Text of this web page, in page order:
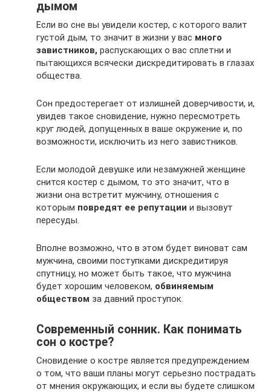
дымом
Если во сне вы увидели костер, с которого валит
густой дым, то значит в жизни у вас много
завистников, распускающих о вас сплетни и
пытающихся всячески дискредитировать в глазах
общества.
Сон предостерегает от излишней доверчивости, и,
увидев такое сновидение, нужно пересмотреть
круг людей, допущенных в ваше окружение и, по
возможности, исключить из него завистников.
Если молодой девушке или незамужней женщине
снится костер с дымом, то это значит, что в
жизни она встретит мужчину, отношения с
которым повредят ее репутации и вызовут
пересуды.
Вполне возможно, что в этом будет виноват сам
мужчина, своими поступками дискредитируя
спутницу, но может быть такое, что мужчина
будет хорошим человеком, обвиняемым
обществом за давний проступок.
Современный сонник. Как понимать
сон о костре?
Сновидение о костре является предупреждением
о том, что ваши планы могут серьезно пострадать
от мнения окружающих, и если вы будете слишком